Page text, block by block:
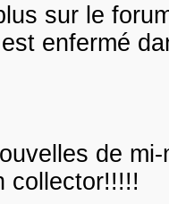
sur le
enfermé
de
collector!!!!!